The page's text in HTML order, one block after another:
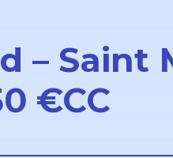
– Saint
€CC